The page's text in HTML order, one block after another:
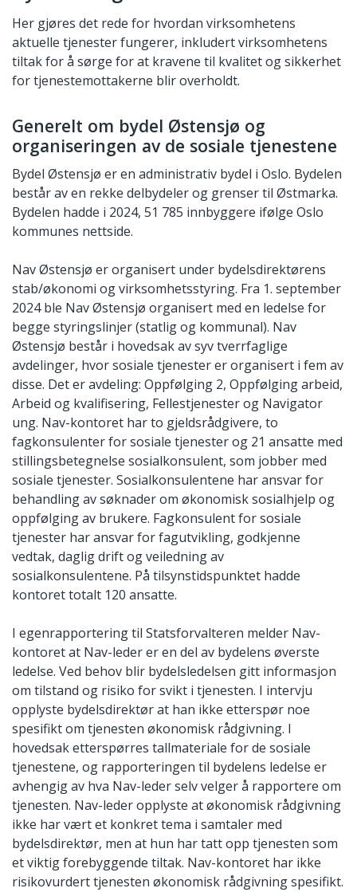
Her gjøres det rede for hvordan virksomhetens
aktuelle tjenester fungerer, inkludert virksomhetens
tiltak for å sørge for at kravene til kvalitet og sikkerhet
for tjenestemottakerne blir overholdt.
Generelt om bydel Østensjø og
organiseringen av de sosiale tjenestene
Bydel Østensjø er en administrativ bydel i Oslo. Bydelen
består av en rekke delbydeler og grenser til Østmarka.
Bydelen hadde i 2024, 51 785 innbyggere ifølge Oslo
kommunes nettside.
Nav Østensjø er organisert under bydelsdirektørens
stab/økonomi og virksomhetsstyring. Fra 1. september
2024 ble Nav Østensjø organisert med en ledelse for
begge styringslinjer (statlig og kommunal). Nav
Østensjø består i hovedsak av syv tverrfaglige
avdelinger, hvor sosiale tjenester er organisert i fem av
disse. Det er avdeling: Oppfølging 2, Oppfølging arbeid,
Arbeid og kvalifisering, Fellestjenester og Navigator
ung. Nav-kontoret har to gjeldsrådgivere, to
fagkonsulenter for sosiale tjenester og 21 ansatte med
stillingsbetegnelse sosialkonsulent, som jobber med
sosiale tjenester. Sosialkonsulentene har ansvar for
behandling av søknader om økonomisk sosialhjelp og
oppfølging av brukere. Fagkonsulent for sosiale
tjenester har ansvar for fagutvikling, godkjenne
vedtak, daglig drift og veiledning av
sosialkonsulentene. På tilsynstidspunktet hadde
kontoret totalt 120 ansatte.
I egenrapportering til Statsforvalteren melder Nav-
kontoret at Nav-leder er en del av bydelens øverste
ledelse. Ved behov blir bydelsledelsen gitt informasjon
om tilstand og risiko for svikt i tjenesten. I intervju
opplyste bydelsdirektør at han ikke etterspør noe
spesifikt om tjenesten økonomisk rådgivning. I
hovedsak etterspørres tallmateriale for de sosiale
tjenestene, og rapporteringen til bydelens ledelse er
avhengig av hva Nav-leder selv velger å rapportere om
tjenesten. Nav-leder opplyste at økonomisk rådgivning
ikke har vært et konkret tema i samtaler med
bydelsdirektør, men at hun har tatt opp tjenesten som
et viktig forebyggende tiltak. Nav-kontoret har ikke
risikovurdert tjenesten økonomisk rådgivning spesifikt.